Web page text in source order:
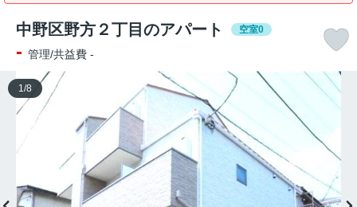
中野区野方２丁目のアパート 空室0
- 管理/共益費 -
1 /8